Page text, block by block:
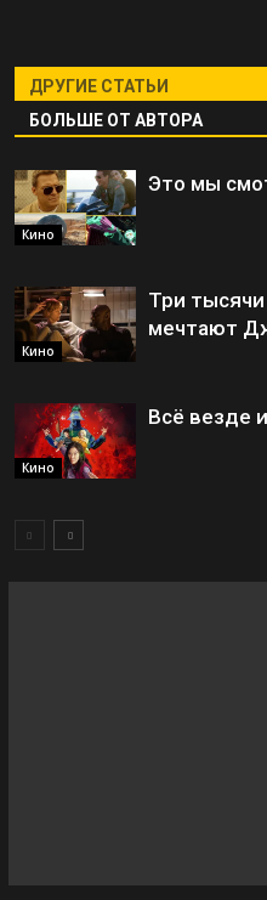
ДРУГИЕ СТАТЬИ
БОЛЬШЕ ОТ АВТОРА
Кино
Это мы
Кино
Три
мечтают
Кино
Всё везде